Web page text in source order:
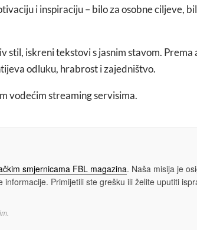
i inspiraciju – bilo za osobne ciljeve,
iskreni tekstovi s jasnim stavom. Prema
odluku, hrabrost i zajedništvo.
vodećim streaming servisima.
smjernicama FBL magazina. Naša misija je
Primijetili ste grešku ili želite uputiti